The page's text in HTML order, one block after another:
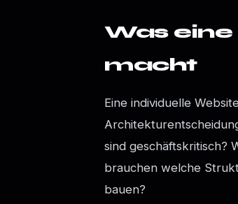
Was
macht
Eine individuelle
sind geschäftskritisch?
brauchen welche
bauen?